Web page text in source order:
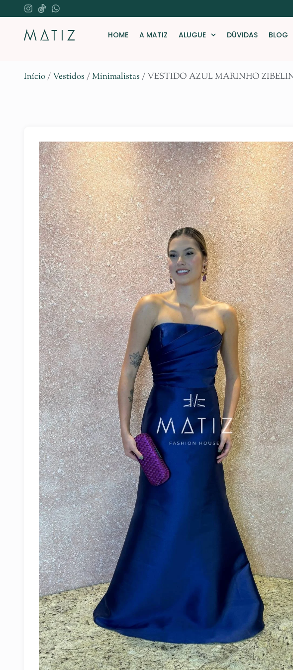
HOME A MATIZ ALUGUE DÚVIDAS BLOG
Início/Vestidos /Minimalistas / VESTIDO AZUL MARINHO